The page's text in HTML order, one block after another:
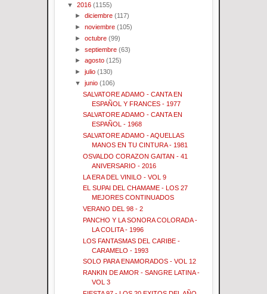
▼ 2016 (1155)
►diciembre (117)
►noviembre (105)
►octubre (99)
►septiembre (63)
►agosto (125)
►julio (130)
▼junio (106)
SALVATORE ADAMO - CANTA EN
ESPAÑOL Y FRANCES - 1977
SALVATORE ADAMO - CANTA EN
ESPAÑOL - 1968
SALVATORE ADAMO - AQUELLAS
MANOS EN TU CINTURA - 1981
OSVALDO CORAZON GAITAN - 41
ANIVERSARIO - 2016
LA ERA DEL VINILO - VOL 9
EL SUPAI DEL CHAMAME - LOS 27
MEJORES CONTINUADOS
VERANO DEL 98 - 2
PANCHO Y LA SONORA COLORADA -
LA COLITA - 1996
LOS FANTASMAS DEL CARIBE -
CARAMELO - 1993
SOLO PARA ENAMORADOS - VOL 12
RANKIN DE AMOR - SANGRE LATINA -
VOL 3